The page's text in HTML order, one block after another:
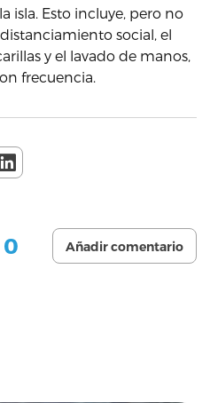
isla. Esto incluye, pero no
social, el
y el lavado de manos,
frecuencia.
0 Añadir comentario